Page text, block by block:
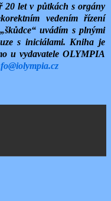
20 let v půtkách s orgány
vedením řízení
uvádím s plnými
s iniciálami. Kniha je
u vydavatele OLYMPIA